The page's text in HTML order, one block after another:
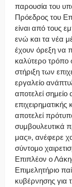
παρουσία του
Πρόεδρος του
είναι από τους
ενώ και τα νέα
έχουν όρεξη να
καλύτερο τρόπο
στήριξη των
εργαλείο
αποτελεί σημείο
επιχειρηματικής
αποτελεί
συμβουλευτικά
μας», ανέφερε
σύντομο
Επιπλέον ο
Επιμελητήριο
κυβέρνησης για